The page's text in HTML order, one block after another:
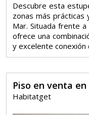
Descubre esta
zonas más prácticas
Mar. Situada frente
ofrece una
y excelente conexión
Piso en venta
Habitatget